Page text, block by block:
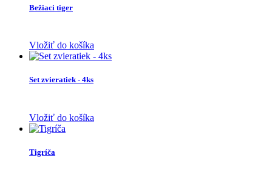
Bežiaci tiger
Vložiť do košíka
Set zvieratiek - 4ks
Vložiť do košíka
Tigríča